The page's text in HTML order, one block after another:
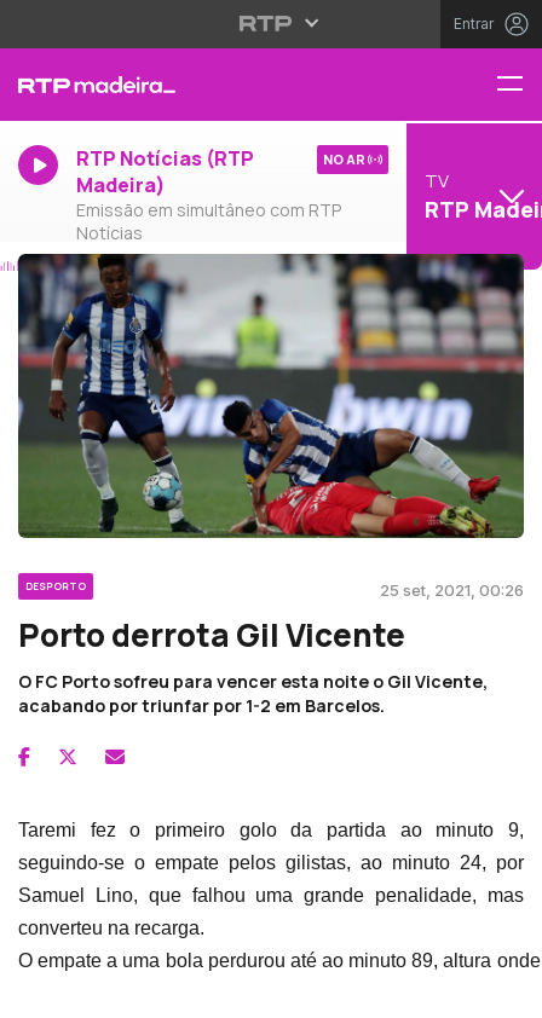
Entrar
RTP Notícias (RTP
Madeira)
Emissão em simultâneo com RTP
Notícias
NO AR
TV
RTP
DESPORTO 25 set, 2021, 00:26
Porto derrota Gil Vicente
O FC Porto sofreu para vencer esta noite o Gil Vicente,
acabando por triunfar por 1-2 em Barcelos.
Taremi fez o primeiro golo da partida ao minuto 9,
seguindo-se o empate pelos gilistas, ao minuto 24, por
Samuel Lino, que falhou uma grande penalidade, mas
converteu na recarga.
O empate a uma bola perdurou até ao minuto 89, altura